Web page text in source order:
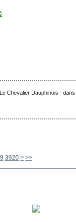
Chevalier Dauphinois -dans
3920 3930
3940
3950
3960
3970
3980
3990
4000
4100
4200
4300
4400
4500
4600
4700
4800
4900
5000
5100
5200
5300
5400
5500
5600
> >>